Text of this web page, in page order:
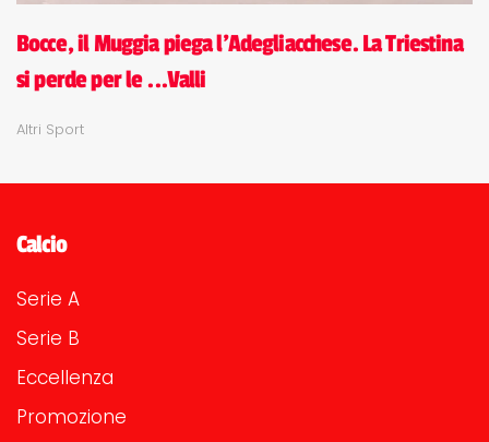
Bocce, il Muggia piega l'Adegliacchese. La Triestina
si perde per le ...Valli
Altri Sport
Calcio
Serie A
Serie B
Eccellenza
Promozione